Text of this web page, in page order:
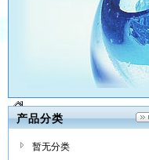
产品分类
暂无分类